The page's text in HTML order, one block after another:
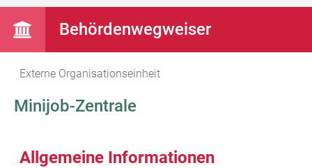
Behördenwegweiser
Externe Organisationseinheit
Minijob-Zentrale
Allgemeine Informationen